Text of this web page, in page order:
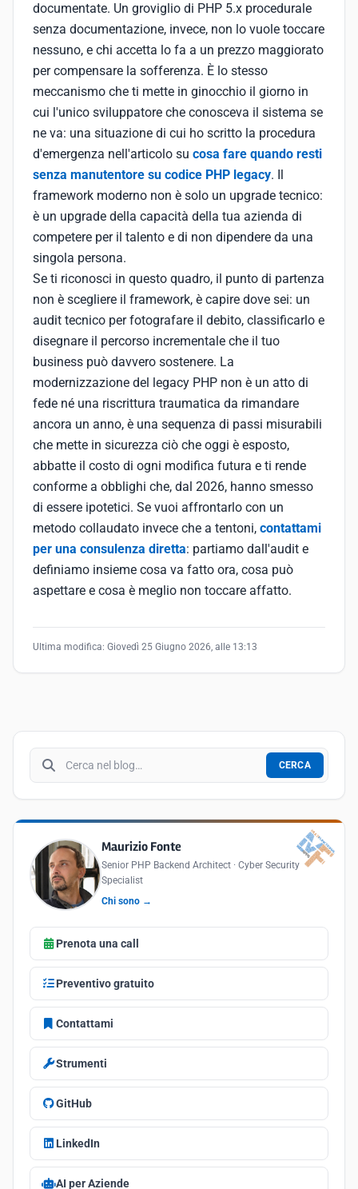
documentate. Un groviglio di PHP 5.x procedurale
senza documentazione, invece, non lo vuole toccare
nessuno, e chi accetta lo fa a un prezzo maggiorato
per compensare la sofferenza. È lo stesso
meccanismo che ti mette in ginocchio il giorno in
cui l'unico sviluppatore che conosceva il sistema se
ne va: una situazione di cui ho scritto la procedura
d'emergenza nell'articolo su cosa fare quando resti
senza manutentore su codice PHP legacy. Il
framework moderno non è solo un upgrade tecnico:
è un upgrade della capacità della tua azienda di
competere per il talento e di non dipendere da una
singola persona.
Se ti riconosci in questo quadro, il punto di partenza
non è scegliere il framework, è capire dove sei: un
audit tecnico per fotografare il debito, classificarlo e
disegnare il percorso incrementale che il tuo
business può davvero sostenere. La
modernizzazione del legacy PHP non è un atto di
fede né una riscrittura traumatica da rimandare
ancora un anno, è una sequenza di passi misurabili
che mette in sicurezza ciò che oggi è esposto,
abbatte il costo di ogni modifica futura e ti rende
conforme a obblighi che, dal 2026, hanno smesso
di essere ipotetici. Se vuoi affrontarlo con un
metodo collaudato invece che a tentoni, contattami
per una consulenza diretta: partiamo dall'audit e
definiamo insieme cosa va fatto ora, cosa può
aspettare e cosa è meglio non toccare affatto.
Ultima modifica: Giovedì 25 Giugno 2026, alle 13:13
Cerca nel blog
CERCA
Maurizio Fonte
Senior PHP Backend Architect · Cyber Security
Specialist
Chi sono →
Prenota una call
Preventivo gratuito
Contattami
Strumenti
GitHub
LinkedIn
AI per Aziende